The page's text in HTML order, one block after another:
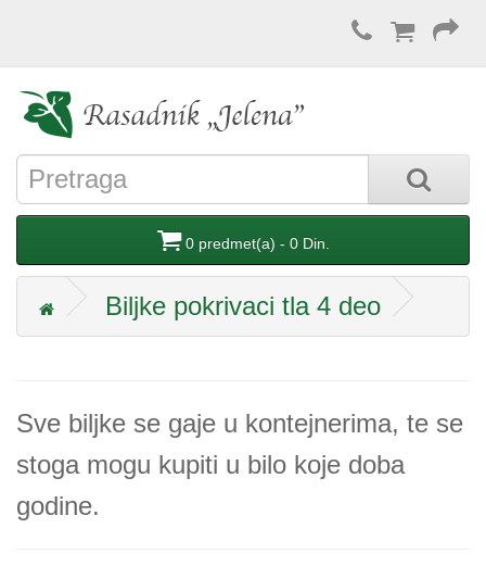
0 predmet(a) - 0 Din.
Biljke pokrivaci tla 4 deo
Sve biljke se gaje u kontejnerima, te se
stoga mogu kupiti u bilo koje doba
godine.